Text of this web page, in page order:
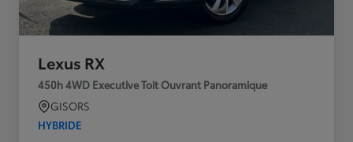
Lexus RX
450h 4WD Executive Toit Ouvrant Panoramique
GISORS
HYBRIDE